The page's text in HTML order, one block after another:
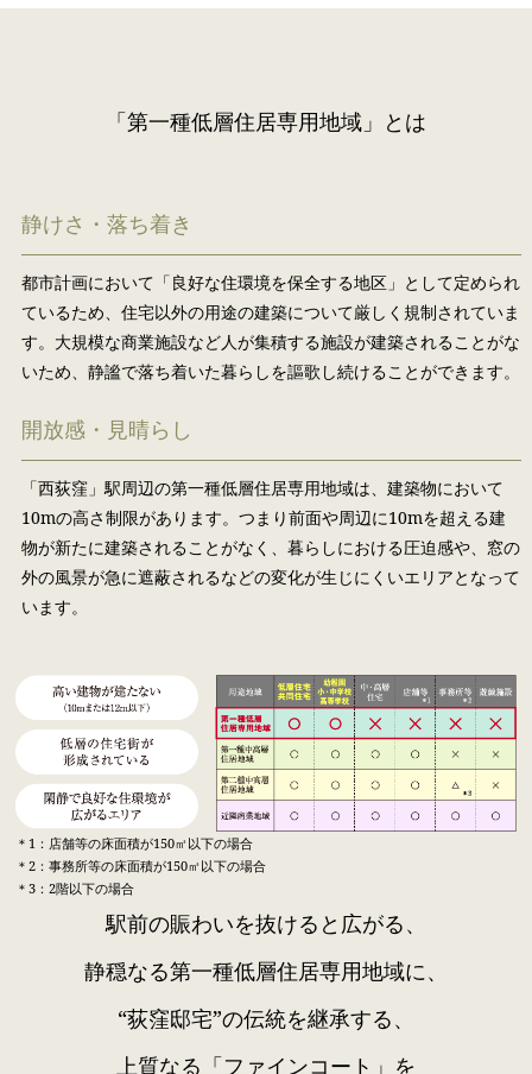
「第一種低層住居専用地域」とは
静けさ・落ち着き
都市計画において「良好な住環境を保全する地区」として定められ
ているため、住宅以外の用途の建築について厳しく規制されていま
す。大規模な商業施設など人が集積する施設が建築されることがな
いため、静謐で落ち着いた暮らしを謳歌し続けることができます。
開放感・見晴らし
「西荻窪」駅周辺の第一種低層住居専用地域は、建築物において
10mの高さ制限があります。つまり前面や周辺に10mを超える建
物が新たに建築されることがなく、暮らしにおける圧迫感や、窓の
外の風景が急に遮蔽されるなどの変化が生じにくいエリアとなって
います。
＊1：店舗等の床面積が150㎡以下の場合
＊2：事務所等の床面積が150㎡以下の場合
＊3：2階以下の場合
駅前の賑わいを抜けると広がる、
静穏なる第一種低層住居専用地域に、
“荻窪邸宅”の伝統を継承する、
上質なる「ファインコート」を